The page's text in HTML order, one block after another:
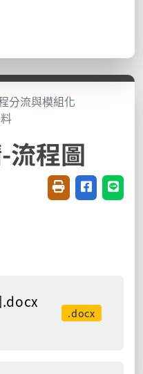
分流與模組化
流程圖
友善列印(開新視
分享至臉書
分享
.docx
.docx